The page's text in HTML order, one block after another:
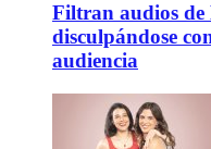
Filtran audios
disculpándose
audiencia